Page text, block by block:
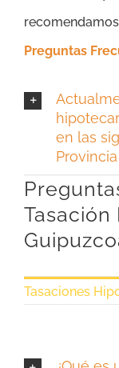
Preguntas
en las
Tasación
Tasaciones